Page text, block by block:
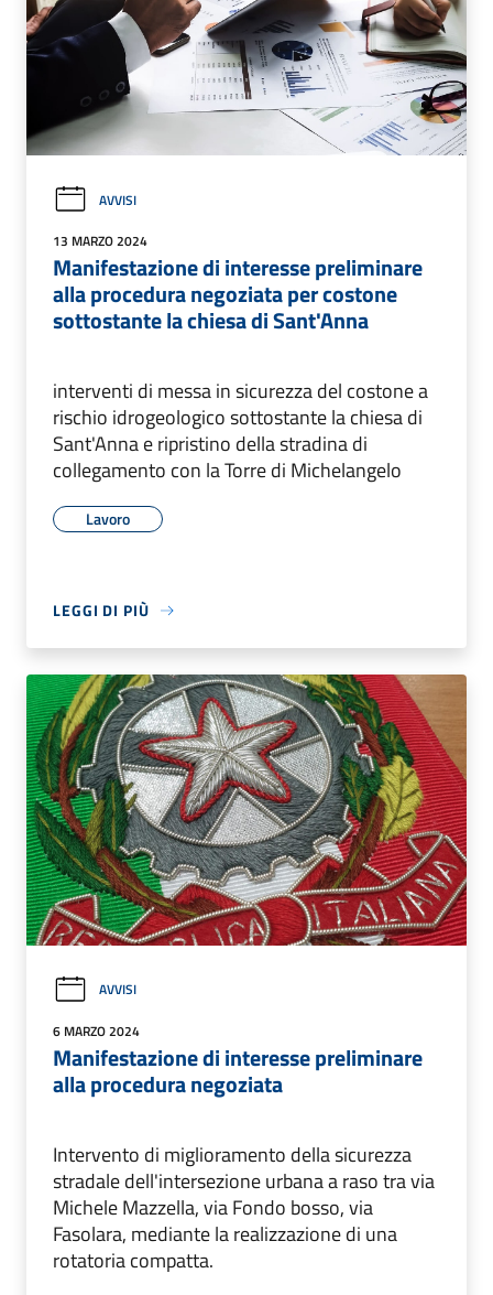
AVVISI
13 MARZO 2024
Manifestazione di interesse preliminare
alla procedura negoziata per costone
sottostante la chiesa di Sant'Anna
interventi di messa in sicurezza del costone a
rischio idrogeologico sottostante la chiesa di
Sant'Anna e ripristino della stradina di
collegamento con la Torre di Michelangelo
Lavoro
LEGGI DI PIÙ
AVVISI
6 MARZO 2024
Manifestazione di interesse preliminare
alla procedura negoziata
Intervento di miglioramento della sicurezza
stradale dell'intersezione urbana a raso tra via
Michele Mazzella, via Fondo bosso, via
Fasolara, mediante la realizzazione di una
rotatoria compatta.